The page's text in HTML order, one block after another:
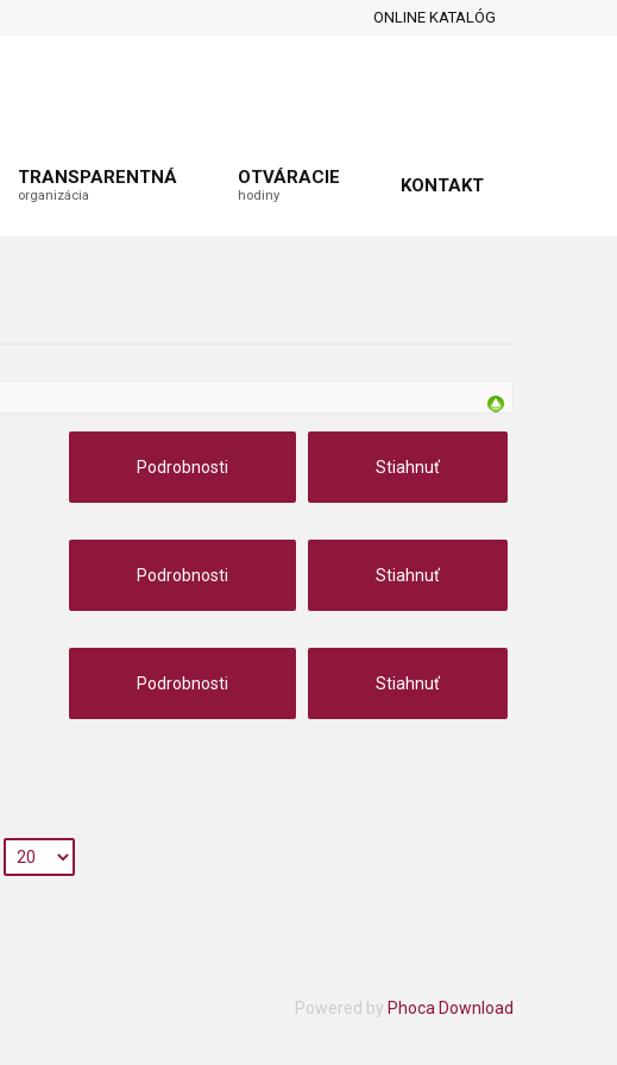
ONLINE KATALÓG
TRANSPARENTNÁ
organizácia
OTVÁRACIE
hodiny KONTAKT
Stiahnuť
Podrobnosti
Stiahnuť
Podrobnosti
Stiahnuť
Podrobnosti
Powered by Phoca Download